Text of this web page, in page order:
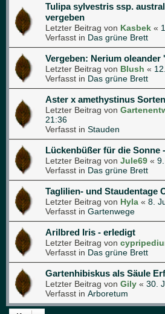
Tulipa sylvestris ssp.
vergeben
Letzter Beitrag von Kasbek «
Verfasst in Das grüne Brett
Vergeben: Nerium oleander
Letzter Beitrag von Blush «
Verfasst in Das grüne Brett
Aster x amethystinus Sorten
Letzter Beitrag von
21:36
Verfasst in Stauden
Lückenbüßer für die Sonne
Letzter Beitrag von Jule69 «
Verfasst in Das grüne Brett
Taglilien- und Staudentage
Letzter Beitrag von Hyla « 8.
Verfasst in Gartenwege
Arilbred Iris - erledigt
Letzter Beitrag von
Verfasst in Das grüne Brett
Gartenhibiskus als Säule
Letzter Beitrag von Gily « 30.
Verfasst in Arboretum